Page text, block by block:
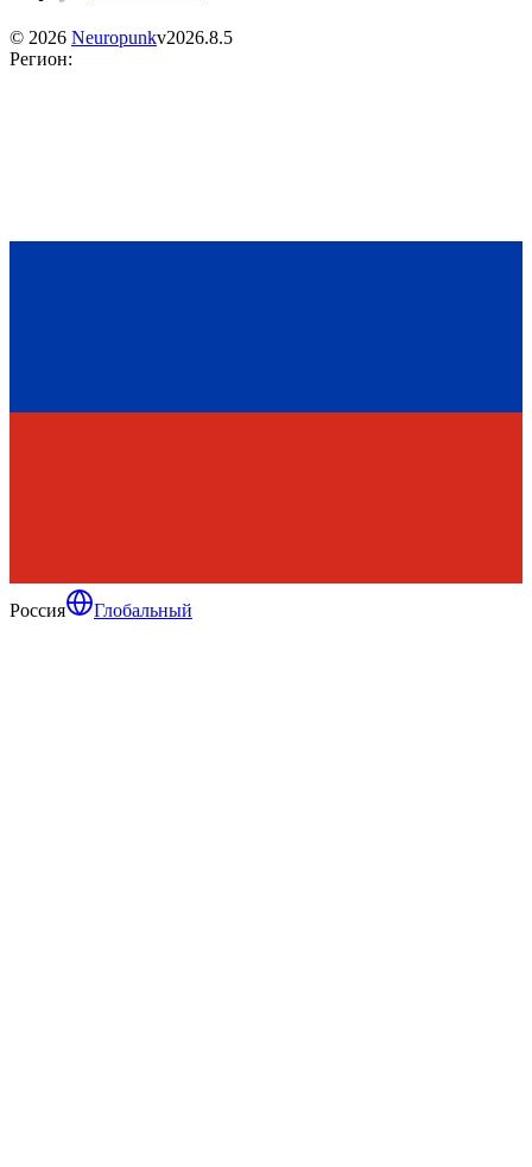
© 2026 Neuropunkv2026.8.5
Регион:
Россия Глобальный